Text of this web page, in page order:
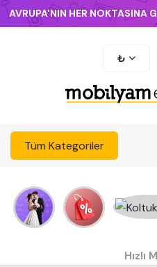
AVRUPA'NIN HER NOKTASINA
₺
Tüm Kategoriler
Hızlı